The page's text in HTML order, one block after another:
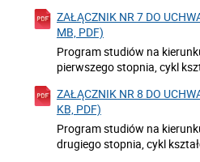
ZAŁĄCZNIK NR 7 DO
MB, PDF)
Program studiów na
pierwszego stopnia, cykl
ZAŁĄCZNIK NR 8 DO
KB, PDF)
Program studiów na
drugiego stopnia, cykl